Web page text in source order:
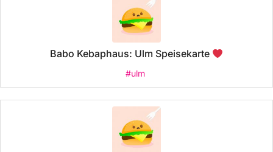
Babo Kebaphaus: Ulm Speisekarte
#ulm